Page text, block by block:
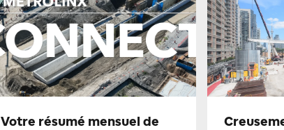
Votre résumé mensuel de